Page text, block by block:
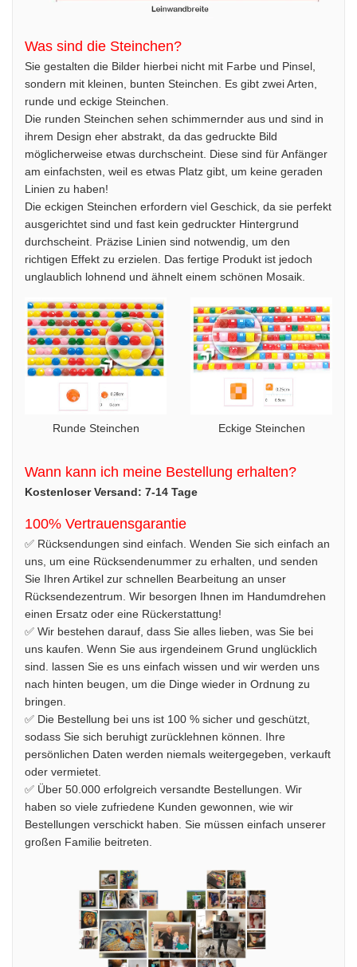
Was sind die Steinchen?
Sie gestalten die Bilder hierbei nicht mit Farbe und Pinsel,
sondern mit kleinen, bunten Steinchen. Es gibt zwei Arten,
runde und eckige Steinchen.
Die runden Steinchen sehen schimmernder aus und sind in
ihrem Design eher abstrakt, da das gedruckte Bild
möglicherweise etwas durchscheint. Diese sind für Anfänger
am einfachsten, weil es etwas Platz gibt, um keine geraden
Linien zu haben!
Die eckigen Steinchen erfordern viel Geschick, da sie perfekt
ausgerichtet sind und fast kein gedruckter Hintergrund
durchscheint. Präzise Linien sind notwendig, um den
richtigen Effekt zu erzielen. Das fertige Produkt ist jedoch
unglaublich lohnend und ähnelt einem schönen Mosaik.
Runde Steinchen Eckige Steinchen
Wann kann ich meine Bestellung erhalten?
Kostenloser Versand: 7-14 Tage
100% Vertrauensgarantie
✅ Rücksendungen sind einfach. Wenden Sie sich einfach an
uns, um eine Rücksendenummer zu erhalten, und senden
Sie Ihren Artikel zur schnellen Bearbeitung an unser
Rücksendezentrum. Wir besorgen Ihnen im Handumdrehen
einen Ersatz oder eine Rückerstattung!
✅ Wir bestehen darauf, dass Sie alles lieben, was Sie bei
uns kaufen. Wenn Sie aus irgendeinem Grund unglücklich
sind. lassen Sie es uns einfach wissen und wir werden uns
nach hinten beugen, um die Dinge wieder in Ordnung zu
bringen.
✅ Die Bestellung bei uns ist 100 % sicher und geschützt,
sodass Sie sich beruhigt zurücklehnen können. Ihre
persönlichen Daten werden niemals weitergegeben, verkauft
oder vermietet.
✅ Über 50.000 erfolgreich versandte Bestellungen. Wir
haben so viele zufriedene Kunden gewonnen, wie wir
Bestellungen verschickt haben. Sie müssen einfach unserer
großen Familie beitreten.